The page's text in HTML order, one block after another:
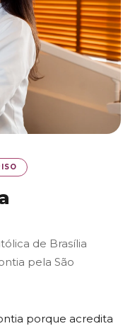
de Brasília
pela São
porque acredita